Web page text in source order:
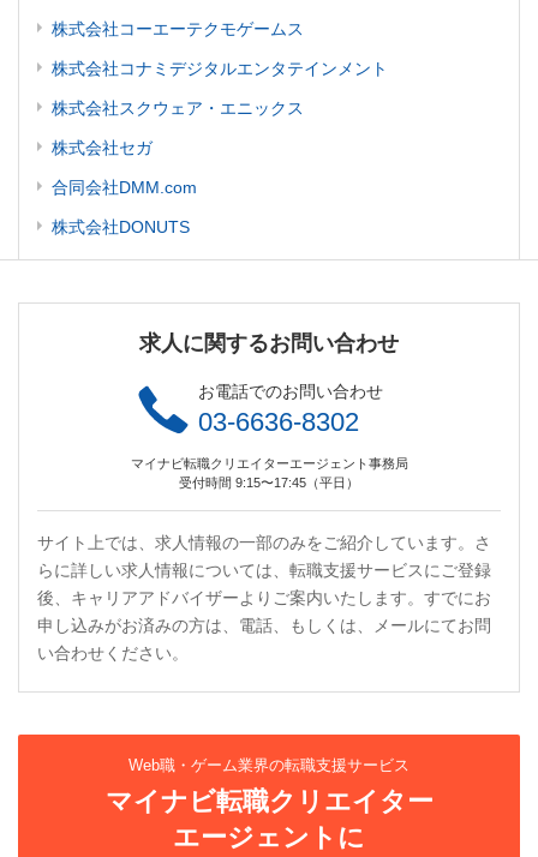
株式会社コーエーテクモゲームス
株式会社コナミデジタルエンタテインメント
株式会社スクウェア・エニックス
株式会社セガ
合同会社DMM.com
株式会社DONUTS
求人に関するお問い合わせ
お電話でのお問い合わせ
03-6636-8302
マイナビ転職クリエイターエージェント事務局
受付時間 9:15〜17:45（平日）
サイト上では、求人情報の一部のみをご紹介しています。さ
らに詳しい求人情報については、転職支援サービスにご登録
後、キャリアアドバイザーよりご案内いたします。すでにお
申し込みがお済みの方は、電話、もしくは、メールにてお問
い合わせください。
Web職・ゲーム業界の転職支援サービス
マイナビ転職クリエイター
エージェントに